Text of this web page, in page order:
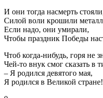
И они тогда насмерть
Силой воли крошили
Если надо, они умирали,
Чтобы праздник Победы
Чтоб когда-нибудь, горя не
Чей-то внук смог сказать в
– Я родился девятого мая,
Я родился в Великой стране!